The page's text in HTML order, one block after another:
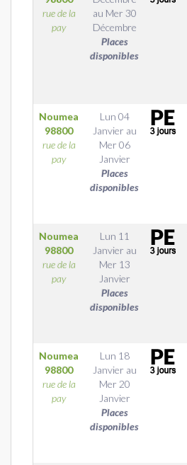
rue de la
pay
au Mer 30
Décembre
Places
disponibles
Noumea
98800
rue de la
pay
Lun 04
Janvier au
Mer 06
Janvier
Places
disponibles
Noumea
98800
rue de la
pay
Lun 11
Janvier au
Mer 13
Janvier
Places
disponibles
Noumea
98800
rue de la
pay
Lun 18
Janvier au
Mer 20
Janvier
Places
disponibles